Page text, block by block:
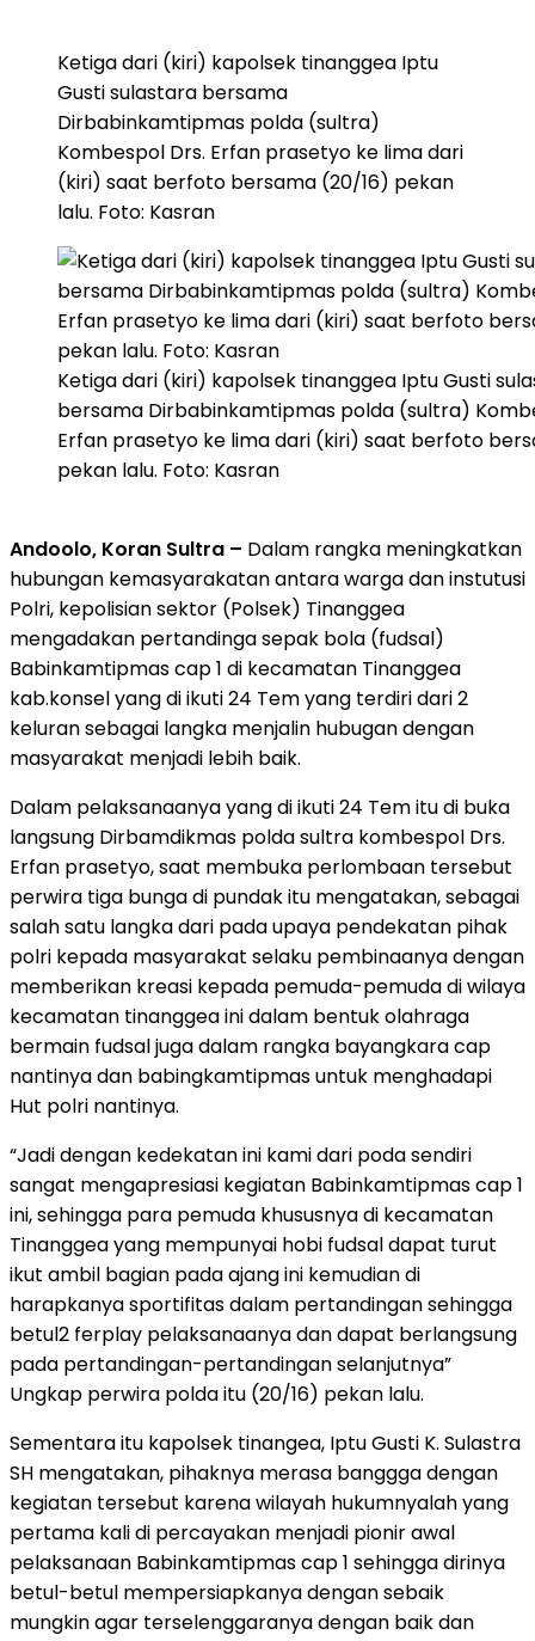
Ketiga dari (kiri) kapolsek tinanggea Iptu
Gusti sulastara bersama
Dirbabinkamtipmas polda (sultra)
Kombespol Drs. Erfan prasetyo ke lima dari
(kiri) saat berfoto bersama (20/16) pekan
lalu. Foto: Kasran
Ketiga dari (kiri) kapolsek tinanggea Iptu Gusti
bersama Dirbabinkamtipmas polda (sultra)
Erfan prasetyo ke lima dari (kiri) saat berfoto
pekan lalu. Foto: Kasran
Andoolo, Koran Sultra – Dalam rangka meningkatkan
hubungan kemasyarakatan antara warga dan instutusi
Polri, kepolisian sektor (Polsek) Tinanggea
mengadakan pertandinga sepak bola (fudsal)
Babinkamtipmas cap 1 di kecamatan Tinanggea
kab.konsel yang di ikuti 24 Tem yang terdiri dari 2
keluran sebagai langka menjalin hubugan dengan
masyarakat menjadi lebih baik.
Dalam pelaksanaanya yang di ikuti 24 Tem itu di buka
langsung Dirbamdikmas polda sultra kombespol Drs.
Erfan prasetyo, saat membuka perlombaan tersebut
perwira tiga bunga di pundak itu mengatakan, sebagai
salah satu langka dari pada upaya pendekatan pihak
polri kepada masyarakat selaku pembinaanya dengan
memberikan kreasi kepada pemuda-pemuda di wilaya
kecamatan tinanggea ini dalam bentuk olahraga
bermain fudsal juga dalam rangka bayangkara cap
nantinya dan babingkamtipmas untuk menghadapi
Hut polri nantinya.
“Jadi dengan kedekatan ini kami dari poda sendiri
sangat mengapresiasi kegiatan Babinkamtipmas cap 1
ini, sehingga para pemuda khususnya di kecamatan
Tinanggea yang mempunyai hobi fudsal dapat turut
ikut ambil bagian pada ajang ini kemudian di
harapkanya sportifitas dalam pertandingan sehingga
betul2 ferplay pelaksanaanya dan dapat berlangsung
pada pertandingan-pertandingan selanjutnya”
Ungkap perwira polda itu (20/16) pekan lalu.
Sementara itu kapolsek tinangea, Iptu Gusti K. Sulastra
SH mengatakan, pihaknya merasa banggga dengan
kegiatan tersebut karena wilayah hukumnyalah yang
pertama kali di percayakan menjadi pionir awal
pelaksanaan Babinkamtipmas cap 1 sehingga dirinya
betul-betul mempersiapkanya dengan sebaik
mungkin agar terselenggaranya dengan baik dan